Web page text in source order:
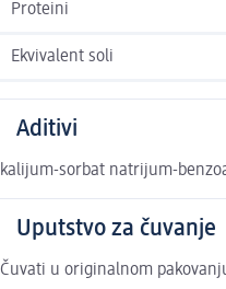
Proteini
Ekvivalent soli
Aditivi
kalijum-sorbat natrijum-
Uputstvo za čuvanje
Čuvati u originalnom